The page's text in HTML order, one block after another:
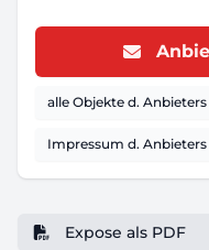
alle Objekte d. Anbieters
Impressum d. Anbieters
Expose als PDF